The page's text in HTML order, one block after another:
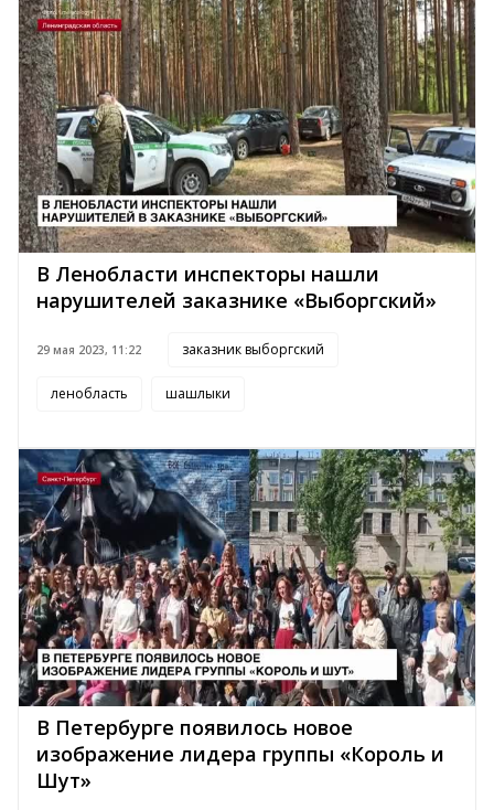
В Ленобласти инспекторы нашли
нарушителей заказнике «Выборгский»
29 мая 2023, 11:22 заказник выборгский
ленобласть шашлыки
В Петербурге появилось новое
изображение лидера группы «Король и
Шут»